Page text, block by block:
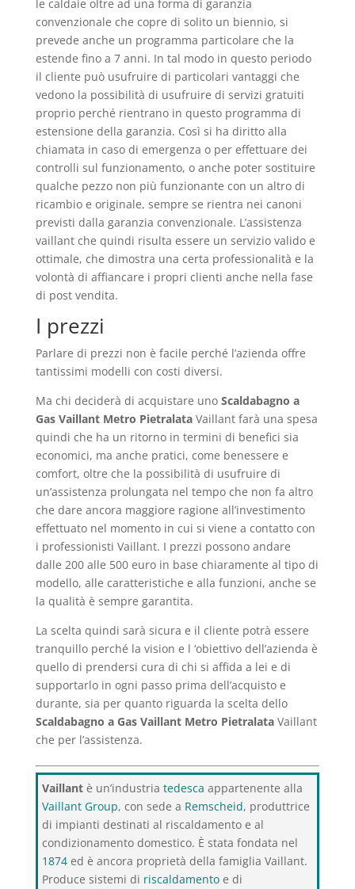
le caldaie oltre ad una forma di garanzia
convenzionale che copre di solito un biennio, si
prevede anche un programma particolare che la
estende fino a 7 anni. In tal modo in questo periodo
il cliente può usufruire di particolari vantaggi che
vedono la possibilità di usufruire di servizi gratuiti
proprio perché rientrano in questo programma di
estensione della garanzia. Così si ha diritto alla
chiamata in caso di emergenza o per effettuare dei
controlli sul funzionamento, o anche poter sostituire
qualche pezzo non più funzionante con un altro di
ricambio e originale, sempre se rientra nei canoni
previsti dalla garanzia convenzionale. L’assistenza
vaillant che quindi risulta essere un servizio valido e
ottimale, che dimostra una certa professionalità e la
volontà di affiancare i propri clienti anche nella fase
di post vendita.
I prezzi
Parlare di prezzi non è facile perché l’azienda offre
tantissimi modelli con costi diversi.
Ma chi deciderà di acquistare uno Scaldabagno a
Gas Vaillant Metro PietralataVaillant farà una spesa
quindi che ha un ritorno in termini di benefici sia
economici, ma anche pratici, come benessere e
comfort, oltre che la possibilità di usufruire di
un’assistenza prolungata nel tempo che non fa altro
che dare ancora maggiore ragione all’investimento
effettuato nel momento in cui si viene a contatto con
i professionisti Vaillant. I prezzi possono andare
dalle 200 alle 500 euro in base chiaramente al tipo di
modello, alle caratteristiche e alla funzioni, anche se
la qualità è sempre garantita.
La scelta quindi sarà sicura e il cliente potrà essere
tranquillo perché la vision e l ‘obiettivo dell’azienda è
quello di prendersi cura di chi si affida a lei e di
supportarlo in ogni passo prima dell’acquisto e
durante, sia per quanto riguarda la scelta dello
Scaldabagno a Gas Vaillant Metro PietralataVaillant
che per l’assistenza.
Vaillantè un’industria tedesca appartenente alla
Vaillant Group, con sede a Remscheid, produttrice
di impianti destinati al riscaldamento e al
condizionamento domestico. È stata fondata nel
1874ed è ancora proprietà della famiglia Vaillant.
Produce sistemi di riscaldamentoe di